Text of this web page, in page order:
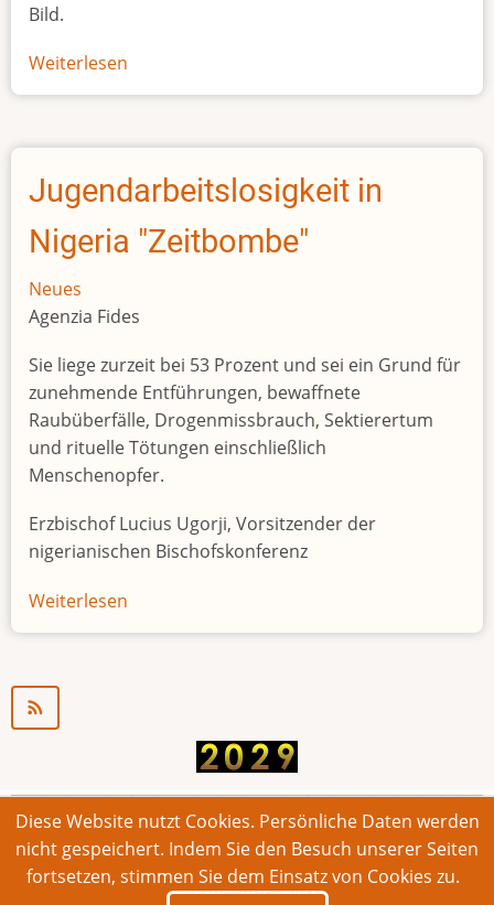
Bild.
Weiterlesen
Afrikas
Größe
Jugendarbeitslosigkeit in
Nigeria "Zeitbombe"
Neues
Agenzia Fides
Sie liege zurzeit bei 53 Prozent und sei ein Grund für
zunehmende Entführungen, bewaffnete
Raubüberfälle, Drogenmissbrauch, Sektierertum
und rituelle Tötungen einschließlich
Menschenopfer.
Erzbischof Lucius Ugorji, Vorsitzender der
nigerianischen Bischofskonferenz
Weiterlesen
Jugendarbeitslosigkeit
© 2026 Bonner Aufruf. Alle Rechte vorbehalten.
Footer
Impressum Kontakt Intern
Diese Website nutzt Cookies. Persönliche Daten werden
nicht gespeichert. Indem Sie den Besuch unserer Seiten
fortsetzen, stimmen Sie dem Einsatz von Cookies zu.